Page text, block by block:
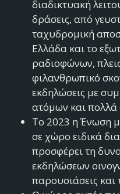
διαδικτυακή
δράσεις, από
ταχυδρομική
Ελλάδα και το
ραδιοφώνων,
φιλανθρωπικό
εκδηλώσεις με
ατόμων και πολλά
Το 2023 η Ένωση
σε χώρο ειδικά
προσφέρει τη
εκδηλώσεων
παρουσιάσεις και